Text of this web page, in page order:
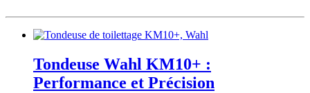
Tondeuse Wahl KM10+ :
Performance et Précision